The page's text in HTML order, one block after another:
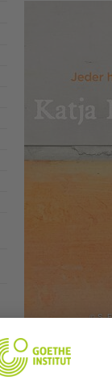
© S.
dass es dort 300